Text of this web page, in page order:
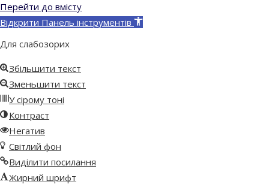
Перейти до вмісту
Відкрити Панель інструментів
Для слабозорих
Збільшити текст
Зменьшити текст
У сірому тоні
Контраст
Негатив
Світлий фон
Виділити посилання
Жирний шрифт